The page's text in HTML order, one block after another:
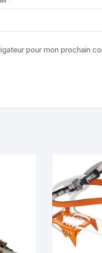
pour mon prochain